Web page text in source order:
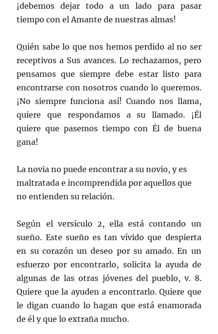
¡debemos dejar todo a un lado para pasar
tiempo con el Amante de nuestras almas!
Quién sabe lo que nos hemos perdido al no ser
receptivos a Sus avances. Lo rechazamos, pero
pensamos que siempre debe estar listo para
encontrarse con nosotros cuando lo queremos.
¡No siempre funciona así! Cuando nos llama,
quiere que respondamos a su llamado. ¡Él
quiere que pasemos tiempo con Él de buena
gana!
La novia no puede encontrar a su novio, y es
maltratada e incomprendida por aquellos que
no entienden su relación.
Según el versículo 2, ella está contando un
sueño. Este sueño es tan vívido que despierta
en su corazón un deseo por su amado. En un
esfuerzo por encontrarlo, solicita la ayuda de
algunas de las otras jóvenes del pueblo, v. 8.
Quiere que la ayuden a encontrarlo. Quiere que
le digan cuando lo hagan que está enamorada
de él y que lo extraña mucho.